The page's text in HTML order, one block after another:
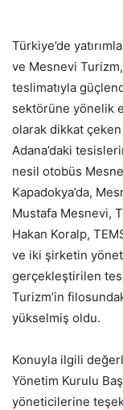
Türkiye’de
ve Mesnevi Turizm,
teslimatıyla
sektörüne yönelik
olarak dikkat çeken
Adana’daki
nesil otobüs
Kapadokya’da,
Mustafa Mesnevi,
Hakan Koralp,
ve iki şirketin
gerçekleştirilen
Turizm’in
yükselmiş oldu.
Konuyla ilgili
Yönetim Kurulu
yöneticilerine